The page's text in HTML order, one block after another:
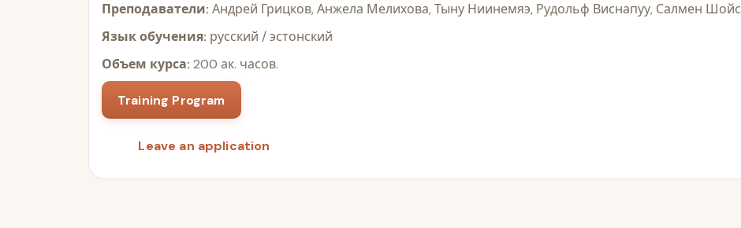
Преподаватели: Андрей Грицков, Анжела Мелихова, Тыну Ниинемяэ, Рудольф Виснапуу, Салмен Шойс
Язык обучения: русский / эстонский
Объем курса: 200 ак. часов.
Training Program
Leave an application